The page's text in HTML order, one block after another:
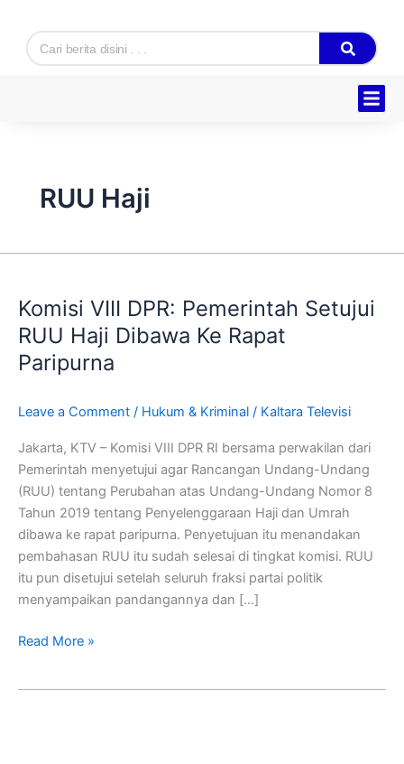
content
Search
RUU Haji
​Komisi VIII DPR: Pemerintah Setujui
RUU Haji Dibawa Ke Rapat
Paripurna
Leave a Comment / Hukum & Kriminal / Kaltara Televisi
Jakarta, KTV – Komisi VIII DPR RI bersama perwakilan dari
Pemerintah menyetujui agar Rancangan Undang-Undang
(RUU) tentang Perubahan atas Undang-Undang Nomor 8
Tahun 2019 tentang Penyelenggaraan Haji dan Umrah
dibawa ke rapat paripurna. Penyetujuan itu menandakan
pembahasan RUU itu sudah selesai di tingkat komisi. RUU
itu pun disetujui setelah seluruh fraksi partai politik
menyampaikan pandangannya dan […]
VIII
DPR:
Pemerintah
Setujui
Haji
Paripurna
Read More »